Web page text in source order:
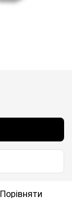
Порівняти